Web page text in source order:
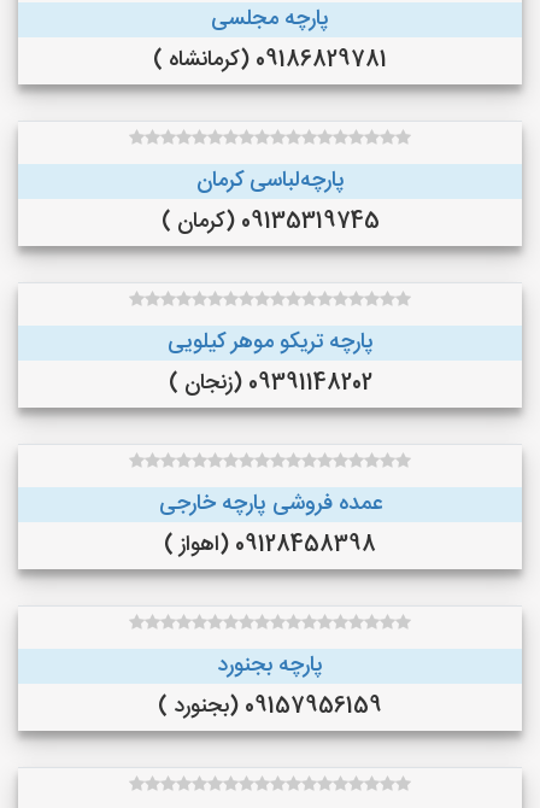
پارچه مجلسی
09186829781 (کرمانشاه )
پارچه‌لباسی کرمان
09135319745 (کرمان )
پارچه تریکو موهر کیلویی
09391148202 (زنجان )
عمده فروشی پارچه خارجی
09128458398 (اهواز )
پارچه بجنورد
09157956159 (بجنورد )